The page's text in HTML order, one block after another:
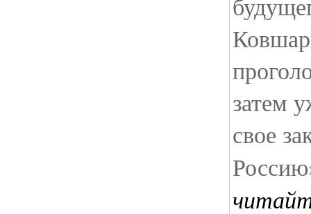
затем
свое